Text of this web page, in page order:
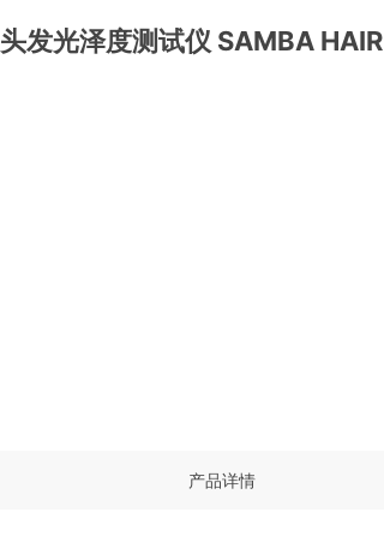
头发光泽度测试仪 SAMBA HAIR
产品详情